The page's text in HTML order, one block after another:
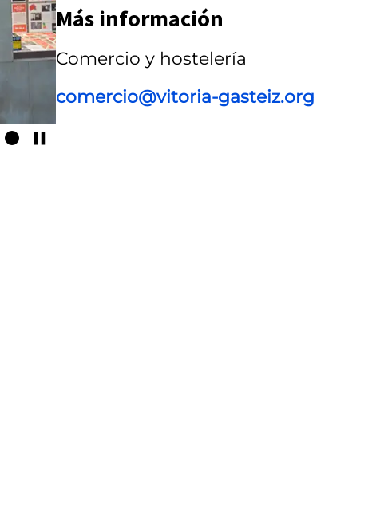
Más información
Comercio y hostelería
comercio@vitoria-gasteiz.org